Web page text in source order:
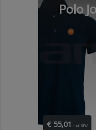
Polo
€ 55,01 Incl. BTW